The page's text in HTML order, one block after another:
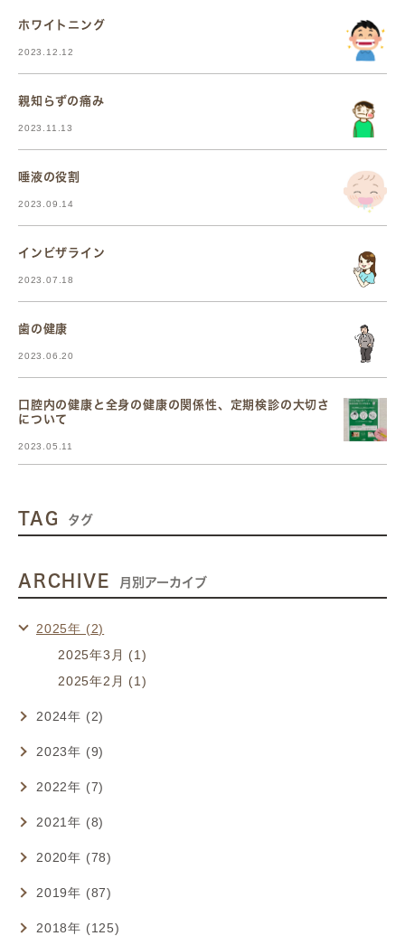
ホワイトニング
2023.12.12
親知らずの痛み
2023.11.13
唾液の役割
2023.09.14
インビザライン
2023.07.18
歯の健康
2023.06.20
口腔内の健康と全身の健康の関係性、定期検診の大切さ
について
2023.05.11
TAG タグ
ARCHIVE 月別アーカイブ
2025年 (2)
2025年3月 (1)
2025年2月 (1)
2024年 (2)
2023年 (9)
2022年 (7)
2021年 (8)
2020年 (78)
2019年 (87)
2018年 (125)